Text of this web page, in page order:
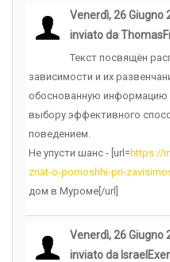
Venerdì, 26 Giugno
inviato da
Текст посвящён
зависимости и их
обоснованную информацию
выбору эффективного
поведением.
Не упусти шанс - [url=https://
znat-o-pomoshhi-pri-
дом в Муроме[/url]
Venerdì, 26 Giugno
inviato da